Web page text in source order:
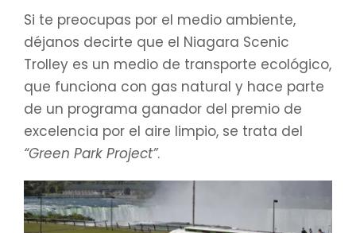
Si te preocupas por el medio ambiente,
déjanos decirte que el Niagara Scenic
Trolley es un medio de transporte ecológico,
que funciona con gas natural y hace parte
de un programa ganador del premio de
excelencia por el aire limpio, se trata del
“Green Park Project”.